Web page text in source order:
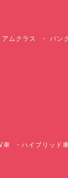
アムクラス
バン
車 ハイブリッド